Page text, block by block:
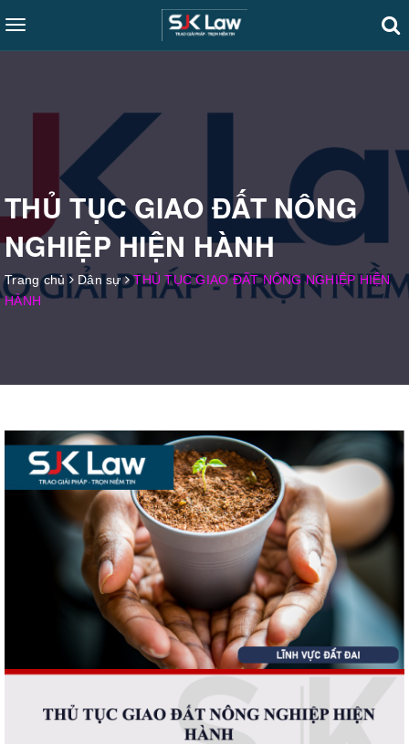
Toggle
navigation
THỦ TỤC GIAO ĐẤT NÔNG
NGHIỆP HIỆN HÀNH
Trang chủ Dân sự
THỦ TỤC GIAO ĐẤT NÔNG NGHIỆP HIỆN
HÀNH